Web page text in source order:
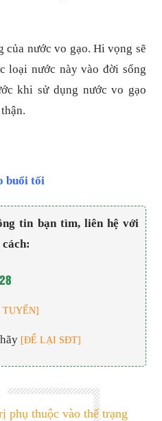
của nước vo gạo. Hi vọng sẽ
loại nước này vào đời sống
khi sử dụng nước vo gạo
buổi tối
tin bạn tìm, liên hệ với
TUYẾN]
[ĐỂ LẠI SĐT]
phụ thuộc vào thể trạng